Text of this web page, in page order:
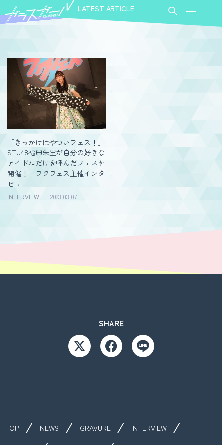
LATEST ARTICLE
「きっかけはやついフェス！」
STU48福田朱里が自分の好きな
アイドルだけを呼んだフェスを
開催！ フクフェス主催インタ
ビュー
INTERVIEW 2023.03.07
SHARE
TOP NEWS GRAVURE
INTERVIEW